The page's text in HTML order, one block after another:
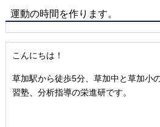
運動の時間を作ります。
こんにちは！
草加駅から徒歩5分、草加中と草加小
習塾、分析指導の栄進研です。